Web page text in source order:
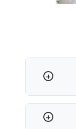
خيارات علاجية
تعقيد الإجراء